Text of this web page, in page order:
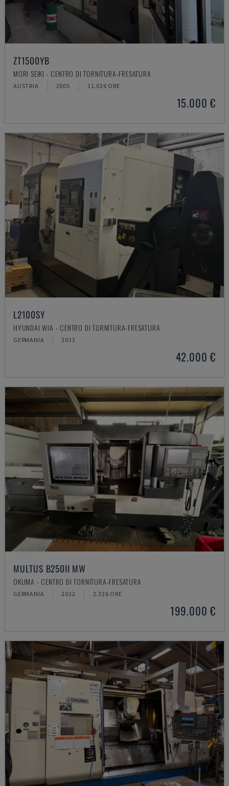
ZT1500YB
MORI SEIKI - CENTRO DI TORNITURA-FRESATURA
AUSTRIA 2005 11.026 ORE
15.000 €
L2100SY
HYUNDAI WIA - CENTRO DI TORNITURA-FRESATURA
GERMANIA 2012
42.000 €
MULTUS B250II MW
OKUMA - CENTRO DI TORNITURA-FRESATURA
GERMANIA 2022 2.326 ORE
199.000 €